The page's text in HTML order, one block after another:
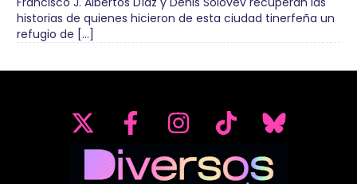
historias de quienes hicieron de esta ciudad tinerfeña un
refugio de […]